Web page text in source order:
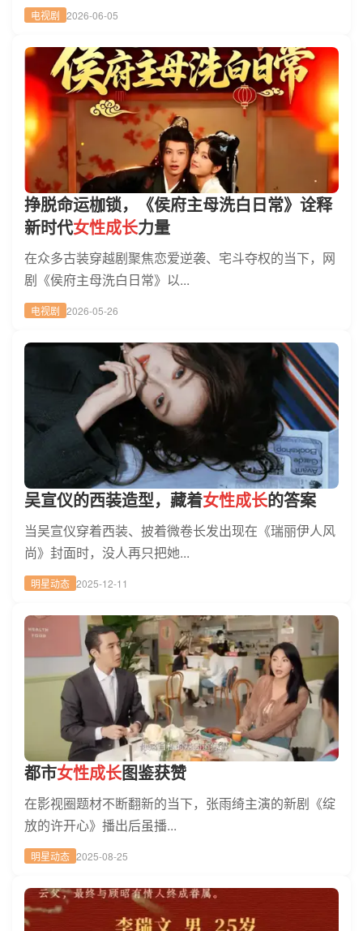
电视剧 2026-06-05
挣脱命运枷锁，《侯府主母洗白日常》诠释
新时代女性成长力量
在众多古装穿越剧聚焦恋爱逆袭、宅斗夺权的当下，网
剧《侯府主母洗白日常》以...
电视剧 2026-05-26
吴宣仪的西装造型，藏着女性成长的答案
当吴宣仪穿着西装、披着微卷长发出现在《瑞丽伊人风
尚》封面时，没人再只把她...
明星动态 2025-12-11
都市女性成长图鉴获赞
在影视圈题材不断翻新的当下，张雨绮主演的新剧《绽
放的许开心》播出后虽播...
明星动态 2025-08-25